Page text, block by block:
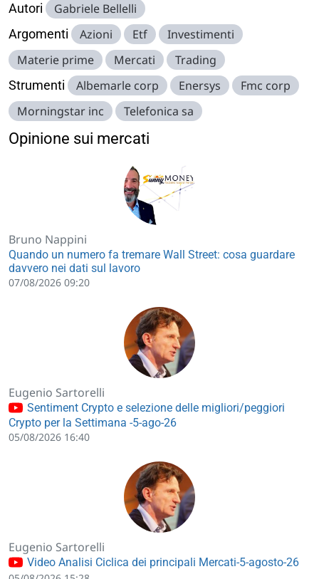
Autori Gabriele Bellelli
Argomenti Azioni Etf
Investimenti
Materie prime
Mercati Trading
Strumenti Albemarle corp Enersys
Fmc corp
Morningstar inc
Telefonica sa
Opinione sui mercati
Bruno Nappini
Quando un numero fa tremare Wall Street: cosa guardare
davvero nei dati sul lavoro
07/08/2026 09:20
Eugenio Sartorelli
Sentiment Crypto e selezione delle migliori/peggiori
Crypto per la Settimana -5-ago-26
05/08/2026 16:40
Eugenio Sartorelli
Video Analisi Ciclica dei principali Mercati-5-agosto-26